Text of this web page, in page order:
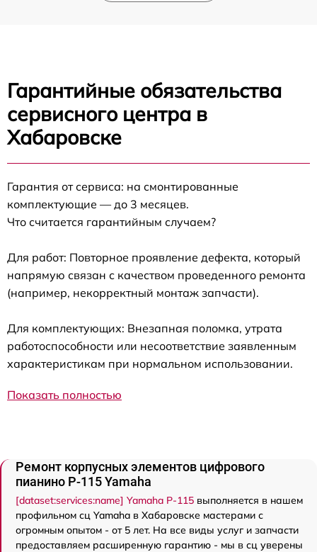
Гарантийные обязательства
сервисного центра в
Хабаровске
Гарантия от сервиса: на смонтированные
комплектующие — до 3 месяцев.
Что считается гарантийным случаем?
Для работ: Повторное проявление дефекта, который
напрямую связан с качеством проведенного ремонта
(например, некорректный монтаж запчасти).
Для комплектующих: Внезапная поломка, утрата
работоспособности или несоответствие заявленным
характеристикам при нормальном использовании.
Показать полностью
Ремонт корпусных элементов цифрового
пианино P-115 Yamaha
[dataset:services:name] Yamaha P-115 выполняется в нашем
профильном сц Yamaha в Хабаровске мастерами с
огромным опытом - от 5 лет. На все виды услуг и запчасти
предоставляем расширенную гарантию - мы в сц уверены